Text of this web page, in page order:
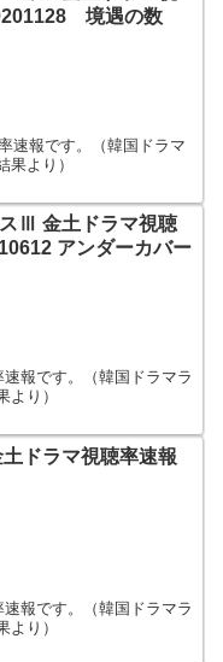
境遇の数
速報です。（韓国ドラマ
より）
Ⅲ 金土ドラマ視聴
アンダーカバー
報です。（韓国ドラマラ
り）
ドラマ視聴率速報
報です。（韓国ドラマラ
り）